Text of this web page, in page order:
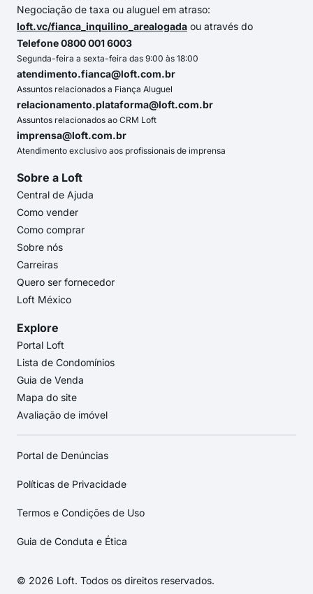
Negociação de taxa ou aluguel em atraso:
loft.vc/fianca_inquilino_arealogada ou através do
Telefone 0800 001 6003
Segunda-feira a sexta-feira das 9:00 às 18:00
atendimento.fianca@loft.com.br
Assuntos relacionados a Fiança Aluguel
relacionamento.plataforma@loft.com.br
Assuntos relacionados ao CRM Loft
imprensa@loft.com.br
Atendimento exclusivo aos profissionais de imprensa
Sobre a Loft
Central de Ajuda
Como vender
Como comprar
Sobre nós
Carreiras
Quero ser fornecedor
Loft México
Explore
Portal Loft
Lista de Condomínios
Guia de Venda
Mapa do site
Avaliação de imóvel
Portal de Denúncias
Políticas de Privacidade
Termos e Condições de Uso
Guia de Conduta e Ética
© 2026 Loft. Todos os direitos reservados.